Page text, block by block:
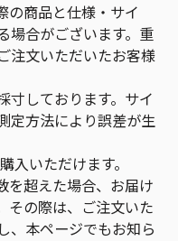
の商品と仕様・サイ
場合がございます。重
注文いただいたお客様
しております。サイ
定方法により誤差が生
いただけます。
を超えた場合、お届け
その際は、ご注文いた
、本ページでもお知ら